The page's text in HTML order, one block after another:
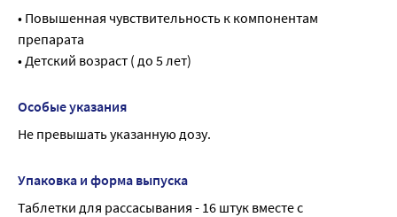
Ароматизаторы и красители:
имбиря масло, ароматизатор лимонный, натрия
лаурилсульфат, краситель карамель, краситель
• Повышенная чувствительность к компонентам
препарата
• Детский возраст ( до 5 лет)
Особые указания
Не превышать указанную дозу.
Упаковка и форма выпуска
Таблетки для рассасывания - 16 штук вместе с